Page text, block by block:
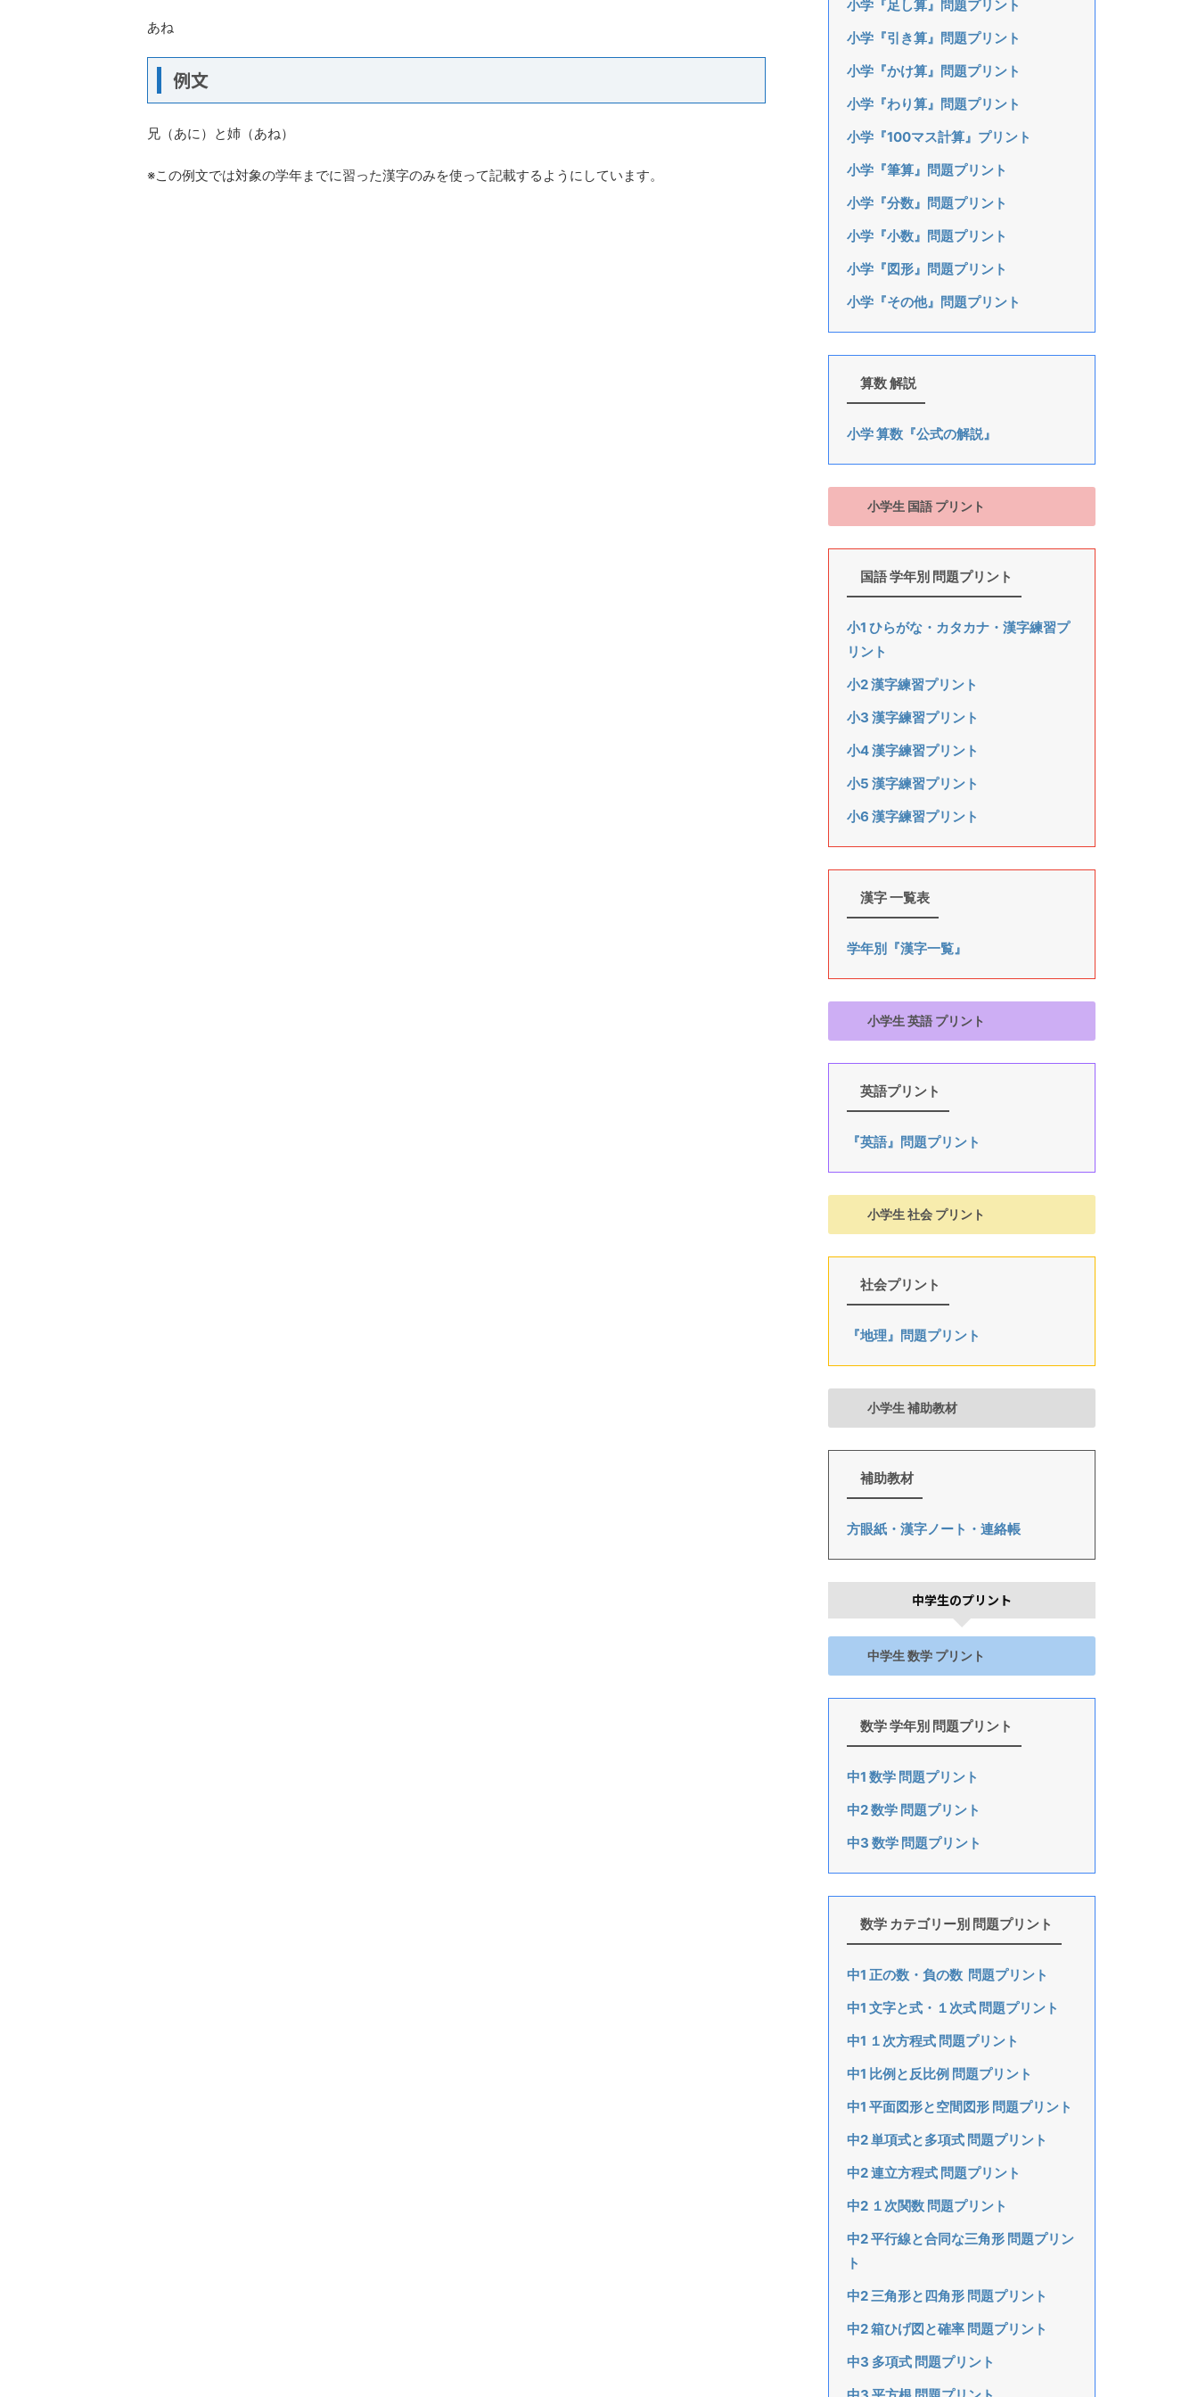
あね
例文
兄（あに）と姉（あね）
※この例文では対象の学年までに習った漢字のみを使って記載するようにしています。
小学『足し算』問題プリント
小学『引き算』問題プリント
小学『かけ算』問題プリント
小学『わり算』問題プリント
小学『100マス計算』プリント
小学『筆算』問題プリント
小学『分数』問題プリント
小学『小数』問題プリント
小学『図形』問題プリント
小学『その他』問題プリント
算数 解説
小学 算数『公式の解説』
小学生 国語 プリント
国語 学年別 問題プリント
小1 ひらがな・カタカナ・漢字練習プ
リント
小2 漢字練習プリント
小3 漢字練習プリント
小4 漢字練習プリント
小5 漢字練習プリント
小6 漢字練習プリント
漢字 一覧表
学年別『漢字一覧』
小学生 英語 プリント
英語プリント
『英語』問題プリント
小学生 社会 プリント
社会プリント
『地理』問題プリント
小学生 補助教材
補助教材
方眼紙・漢字ノート・連絡帳
中学生のプリント
中学生 数学 プリント
数学 学年別 問題プリント
中1 数学 問題プリント
中2 数学 問題プリント
中3 数学 問題プリント
数学 カテゴリー別 問題プリント
中1 正の数・負の数 問題プリント
中1 文字と式・１次式 問題プリント
中1 １次方程式 問題プリント
中1 比例と反比例 問題プリント
中1 平面図形と空間図形 問題プリント
中2 単項式と多項式 問題プリント
中2 連立方程式 問題プリント
中2 １次関数 問題プリント
中2 平行線と合同な三角形 問題プリン
ト
中2 三角形と四角形 問題プリント
中2 箱ひげ図と確率 問題プリント
中3 多項式 問題プリント